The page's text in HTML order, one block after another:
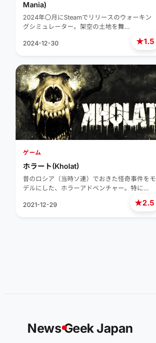
★1.5
Mania)
2024年〇月にSteamでリリースのウォーキン
グシミュレーター。架空の土地を舞…
2024-12-30
★2.5
ゲーム
ホラート(Kholat)
昔のロシア（当時ソ連）でおきた怪奇事件をモ
デルにした、ホラーアドベンチャー。特に…
2021-12-29
NewsGeek Japan